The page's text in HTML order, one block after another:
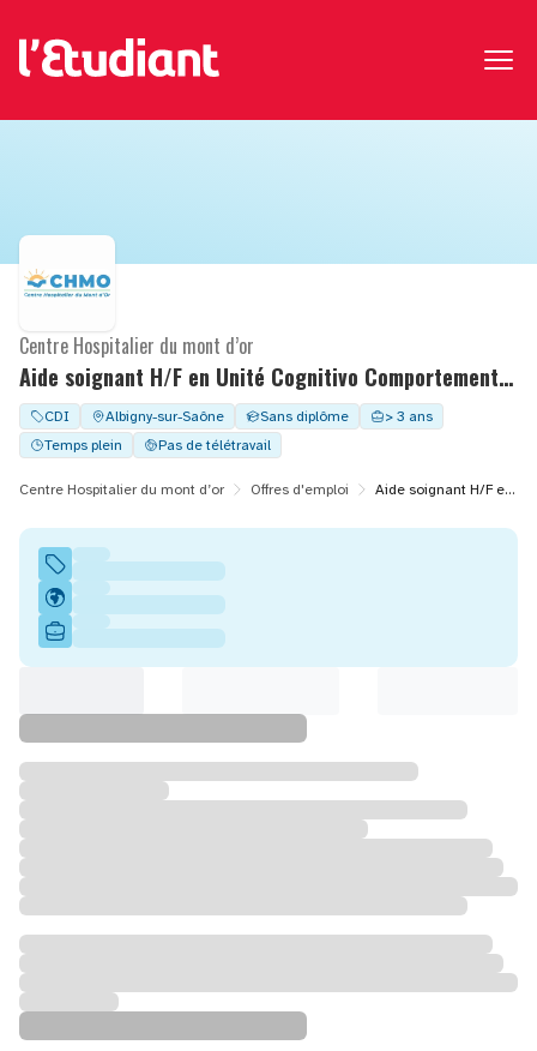
Aide soignant H/F en Unité Cognitivo Comportementale
Centre Hospitalier du mont d’or
CDI Albigny-sur-Saône Sans diplôme
> 3 ans
Temps plein
Pas de télétravail
Centre Hospitalier du mont d’or Offres d'emploi Aide soignant H/F en Unité Cognitivo Comportementale